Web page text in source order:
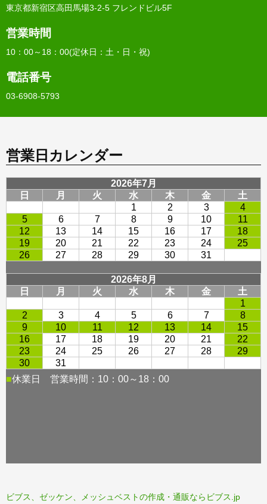
東京都新宿区高田馬場3-2-5 フレンドビル5F
営業時間
10：00～18：00(定休日：土・日・祝)
電話番号
03-6908-5793
営業日カレンダー
ビブス、ゼッケン、メッシュベストの作成・通販ならビブス.jp